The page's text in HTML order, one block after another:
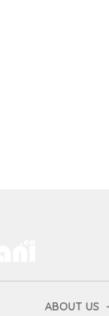
ABOUT US